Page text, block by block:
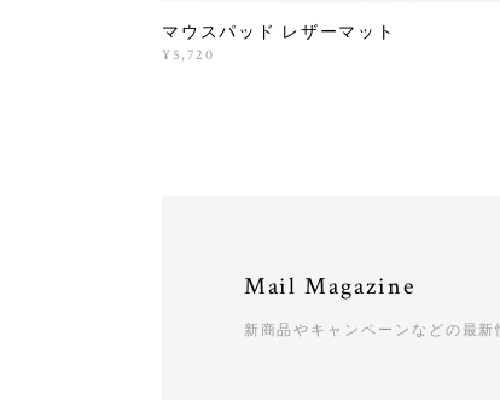
マウスパッド レザーマット
¥5,720
Mail Magazine
新商品やキャンペーンなどの最新